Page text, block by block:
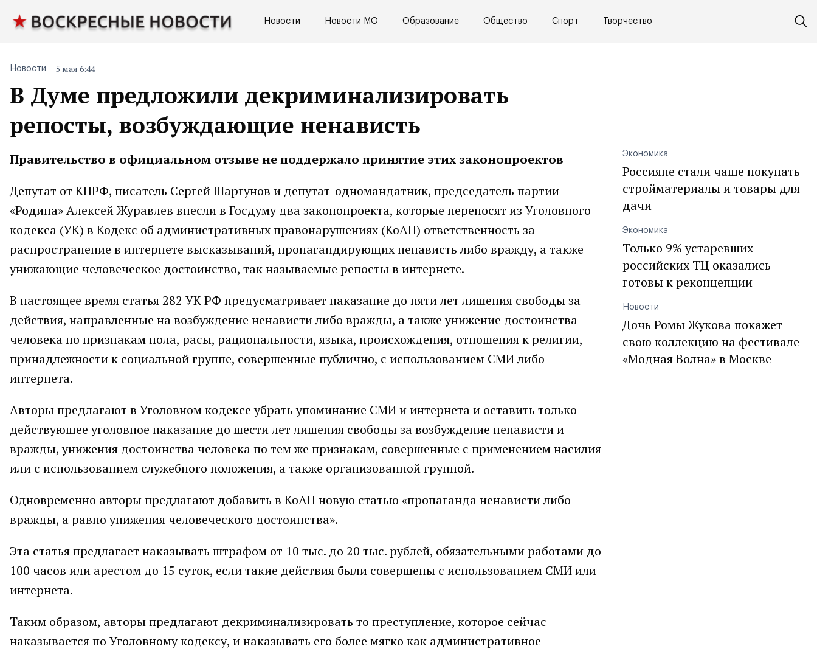
Новости Новости МО Образование Общество Спорт Творчество
В Думе предложили декриминализировать
репосты, возбуждающие ненависть
Новости 5 мая 6:44
Правительство в официальном отзыве не поддержало принятие этих законопроектов
Депутат от КПРФ, писатель Сергей Шаргунов и депутат-одномандатник, председатель партии
«Родина» Алексей Журавлев внесли в Госдуму два законопроекта, которые переносят из Уголовного
кодекса (УК) в Кодекс об административных правонарушениях (КоАП) ответственность за
распространение в интернете высказываний, пропагандирующих ненависть либо вражду, а также
унижающие человеческое достоинство, так называемые репосты в интернете.
В настоящее время статья 282 УК РФ предусматривает наказание до пяти лет лишения свободы за
действия, направленные на возбуждение ненависти либо вражды, а также унижение достоинства
человека по признакам пола, расы, рациональности, языка, происхождения, отношения к религии,
принадлежности к социальной группе, совершенные публично, с использованием СМИ либо
интернета.
Авторы предлагают в Уголовном кодексе убрать упоминание СМИ и интернета и оставить только
действующее уголовное наказание до шести лет лишения свободы за возбуждение ненависти и
вражды, унижения достоинства человека по тем же признакам, совершенные с применением насилия
или с использованием служебного положения, а также организованной группой.
Одновременно авторы предлагают добавить в КоАП новую статью «пропаганда ненависти либо
вражды, а равно унижения человеческого достоинства».
Эта статья предлагает наказывать штрафом от 10 тыс. до 20 тыс. рублей, обязательными работами до
100 часов или арестом до 15 суток, если такие действия были совершены с использованием СМИ или
интернета.
Таким образом, авторы предлагают декриминализировать то преступление, которое сейчас
наказывается по Уголовному кодексу, и наказывать его более мягко как административное
Экономика
Россияне стали чаще покупать
стройматериалы и товары для
дачи
Экономика
Только 9% устаревших
российских ТЦ оказались
готовы к реконцепции
Новости
Дочь Ромы Жукова покажет
свою коллекцию на фестивале
«Модная Волна» в Москве